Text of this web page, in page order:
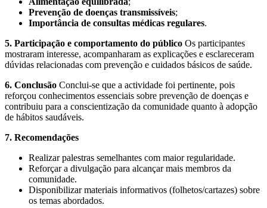
Prevenção de doenças transmissíveis;
Importância de consultas médicas regulares.
5. Participação e comportamento do público Os participantes
mostraram interesse, acompanharam as explicações e esclareceram
dúvidas relacionadas com prevenção e cuidados básicos de saúde.
6. Conclusão Conclui-se que a actividade foi pertinente, pois
reforçou conhecimentos essenciais sobre prevenção de doenças e
contribuiu para a conscientização da comunidade quanto à adopção
de hábitos saudáveis.
7. Recomendações
Realizar palestras semelhantes com maior regularidade.
Reforçar a divulgação para alcançar mais membros da
comunidade.
Disponibilizar materiais informativos (folhetos/cartazes) sobre
os temas abordados.